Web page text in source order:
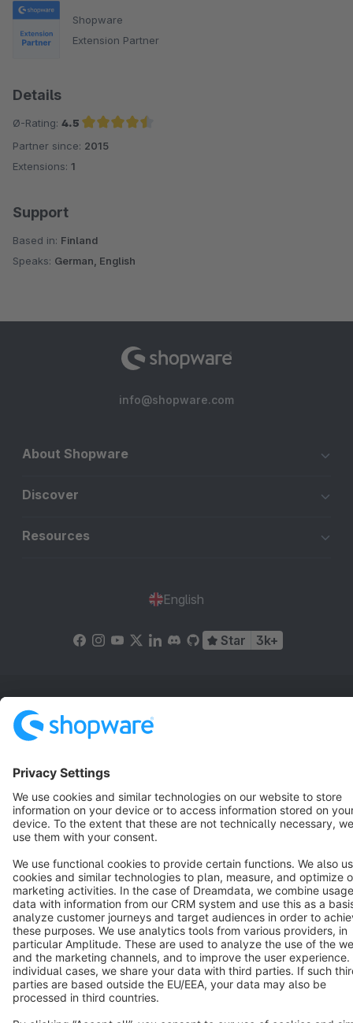
Shopware
Extension Partner
Details
Ø-Rating: 4.5
Average rating of 4.5 out of 5 stars
Partner since: 2015
Extensions: 1
Support
Based in: Finland
Speaks: German, English
info@shopware.com
About Shopware
Discover
Resources
English
Star 3k+
Copyright © shopware AG - All rights reserved
Notice: * All prices are quoted net of the statutory value-added tax